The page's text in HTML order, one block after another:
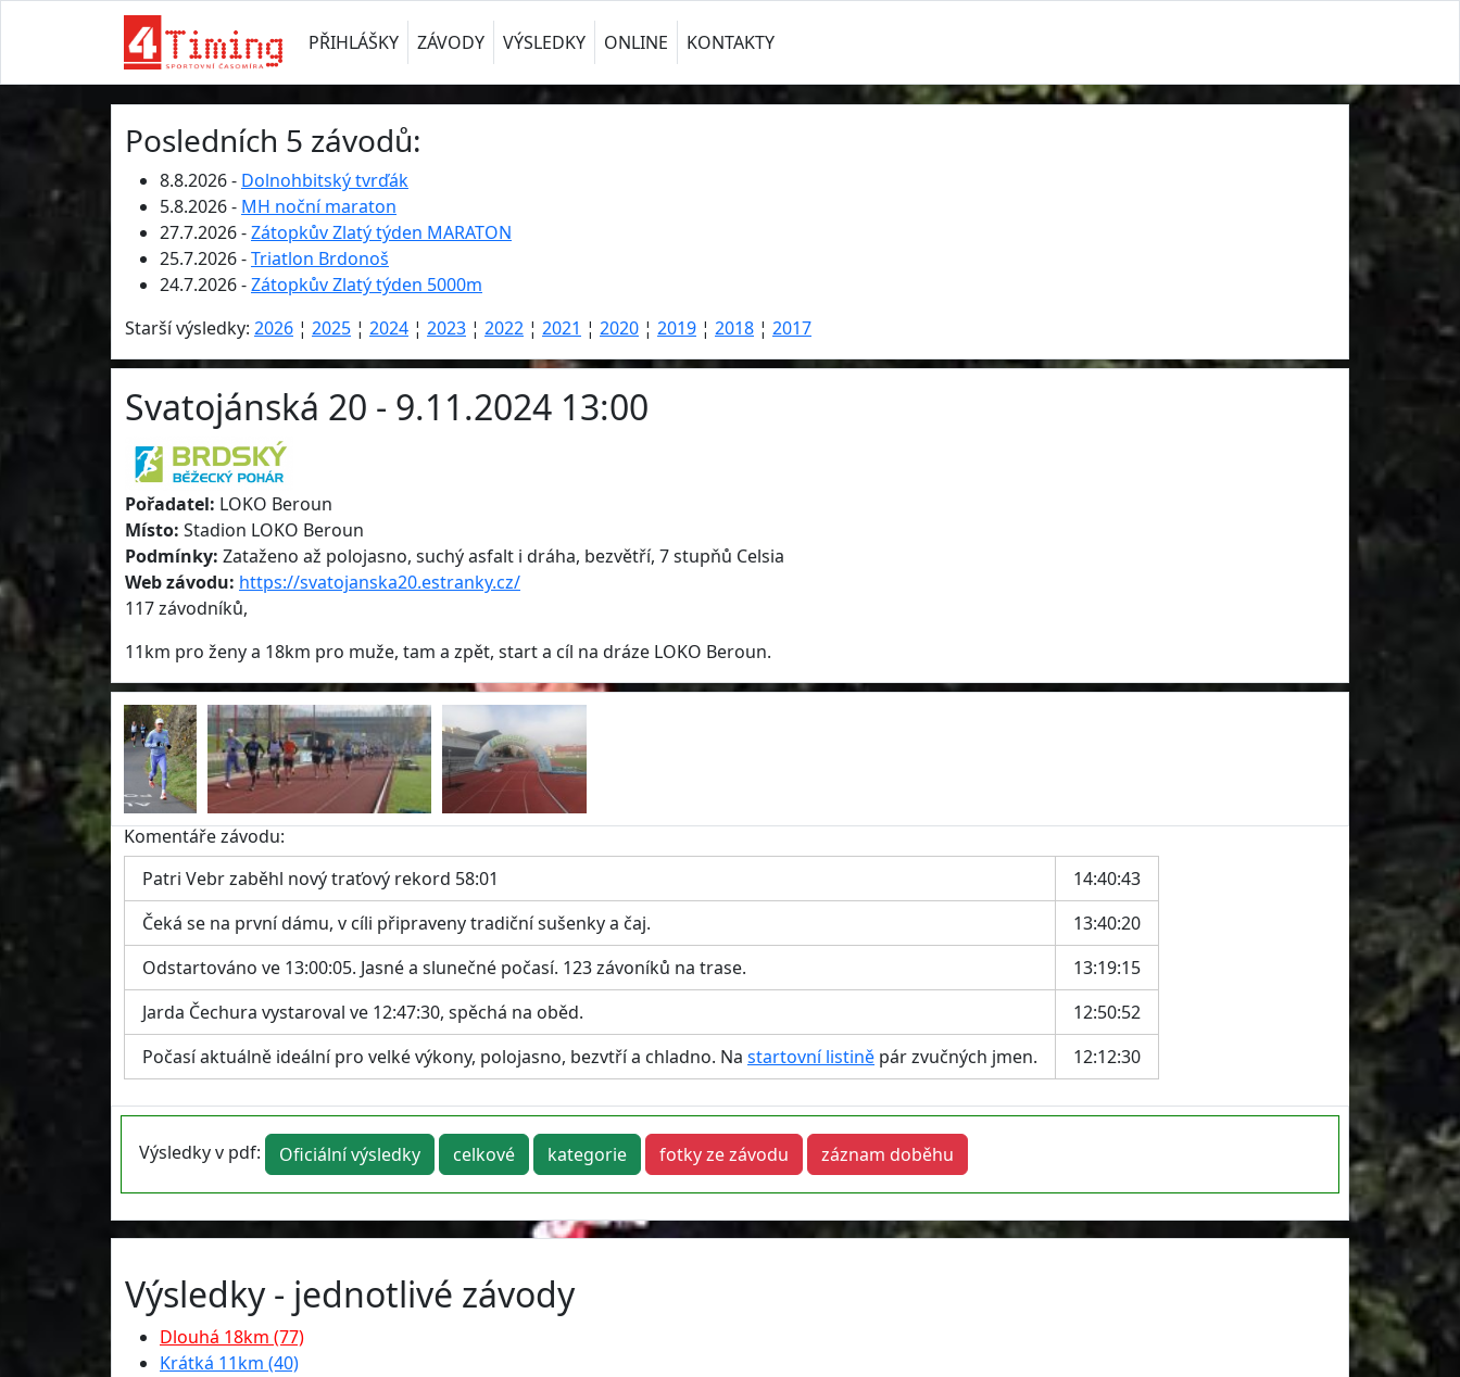
PŘIHLÁŠKY ZÁVODY VÝSLEDKY ONLINE KONTAKTY
Posledních 5 závodů:
8.8.2026 - Dolnohbitský tvrďák
5.8.2026 - MH noční maraton
27.7.2026 -Zátopkův Zlatý týden MARATON
25.7.2026 -Triatlon Brdonoš
24.7.2026 -Zátopkův Zlatý týden 5000m
Starší výsledky: 2026 ¦ 2025 ¦ 2024 ¦ 2023 ¦ 2022 ¦ 2021 ¦ 2020 ¦ 2019 ¦ 2018 ¦ 2017
Svatojánská 20 - 9.11.2024 13:00
Pořadatel: LOKO Beroun
Místo: Stadion LOKO Beroun
Podmínky: Zataženo až polojasno, suchý asfalt i dráha, bezvětří, 7 stupňů Celsia
Web závodu: https://svatojanska20.estranky.cz/
117 závodníků,
11km pro ženy a 18km pro muže, tam a zpět, start a cíl na dráze LOKO Beroun.
Komentáře závodu:
Patri Vebr zaběhl nový traťový rekord 58:01
14:40:43
Čeká se na první dámu, v cíli připraveny tradiční sušenky a čaj.
13:40:20
Odstartováno ve 13:00:05. Jasné a slunečné počasí. 123 závoníků na trase.
13:19:15
Jarda Čechura vystaroval ve 12:47:30, spěchá na oběd.
12:50:52
Počasí aktuálně ideální pro velké výkony, polojasno, bezvtří a chladno. Na startovní listině pár zvučných jmen. 12:12:30
Výsledky v pdf: Oficiální výsledky celkové kategorie fotky ze závodu záznam doběhu
Výsledky - jednotlivé závody
Dlouhá 18km (77)
Krátká 11km (40)